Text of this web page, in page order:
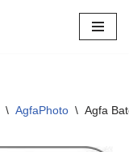
\ AgfaPhoto \ Agfa